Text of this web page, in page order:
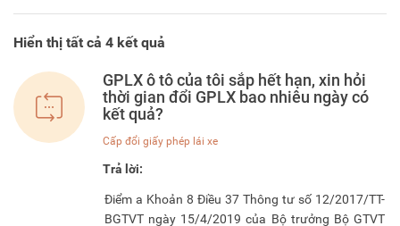
Hiển thị tất cả 4 kết quả
GPLX ô tô của tôi sắp hết hạn, xin hỏi
thời gian đổi GPLX bao nhiêu ngày có
kết quả?
Cấp đổi giấy phép lái xe
Trả lời: